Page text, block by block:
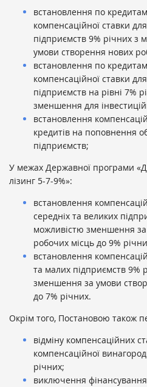
встановлення по кредитам
компенсаційної ставки
підприємств 9% річних
умови створення нових
встановлення по кредитам
компенсаційної ставки
підприємств на рівні 7%
зменшення для
встановлення
кредитів на поповнення
підприємств;
У межах Державної програми
лізинг 5-7-9%»:
встановлення
середніх та великих
можливістю зменшення
робочих місць до 9%
встановлення
та малих підприємств 9%
зменшення за умови
до 7% річних.
Окрім того, Постановою також
відміну компенсаційних
компенсаційної
річних;
виключення